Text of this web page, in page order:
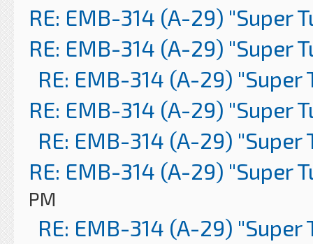
RE: EMB-314 (A-29) "Super
RE: EMB-314 (A-29) "Super
RE: EMB-314 (A-29) "Super
RE: EMB-314 (A-29) "Super
RE: EMB-314 (A-29) "Super
RE: EMB-314 (A-29) "Super
PM
RE: EMB-314 (A-29) "Super